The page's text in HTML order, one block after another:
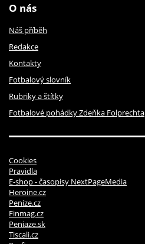
O nás
Náš příběh
Redakce
Kontakty
Fotbalový slovník
Rubriky a štítky
Fotbalové pohádky Zdeňka Folprechta
Cookies
Pravidla
E-shop - časopisy NextPageMedia
Heroine.cz
Peníze.cz
Finmag.cz
Peniaze.sk
Tiscali.cz